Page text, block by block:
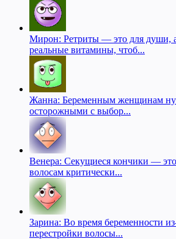
Мирон: Ретриты — это для души,
реальные витамины, чтоб...
Жанна: Беременным женщинам
осторожными с выбор...
Венера: Секущиеся кончики —
волосам критически...
Зарина: Во время беременности
перестройки волосы...